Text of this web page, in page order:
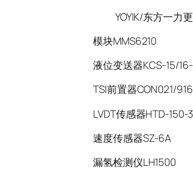
YOYIK/东方一力更
模块MMS6210
液位变送器KCS-15/
TSI前置器CON021/
LVDT传感器HTD-150-3
速度传感器SZ-6A
漏氢检测仪LH1500